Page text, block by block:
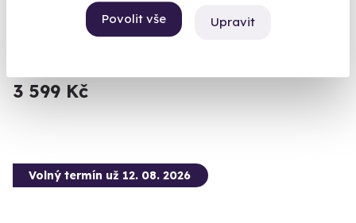
Povolit vše Upravit
Vypálíte 13 výstřelů!
Lomnice (okres Sokolov)
3 599 Kč
Volný termín už 12. 08. 2026